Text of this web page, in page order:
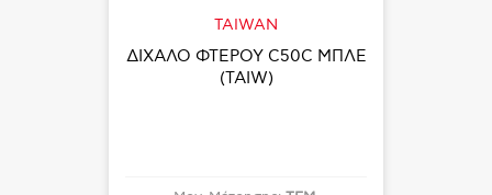
TAIWAN
ΔΙΧΑΛΟ ΦΤΕΡΟΥ C50C ΜΠΛΕ
(TAIW)